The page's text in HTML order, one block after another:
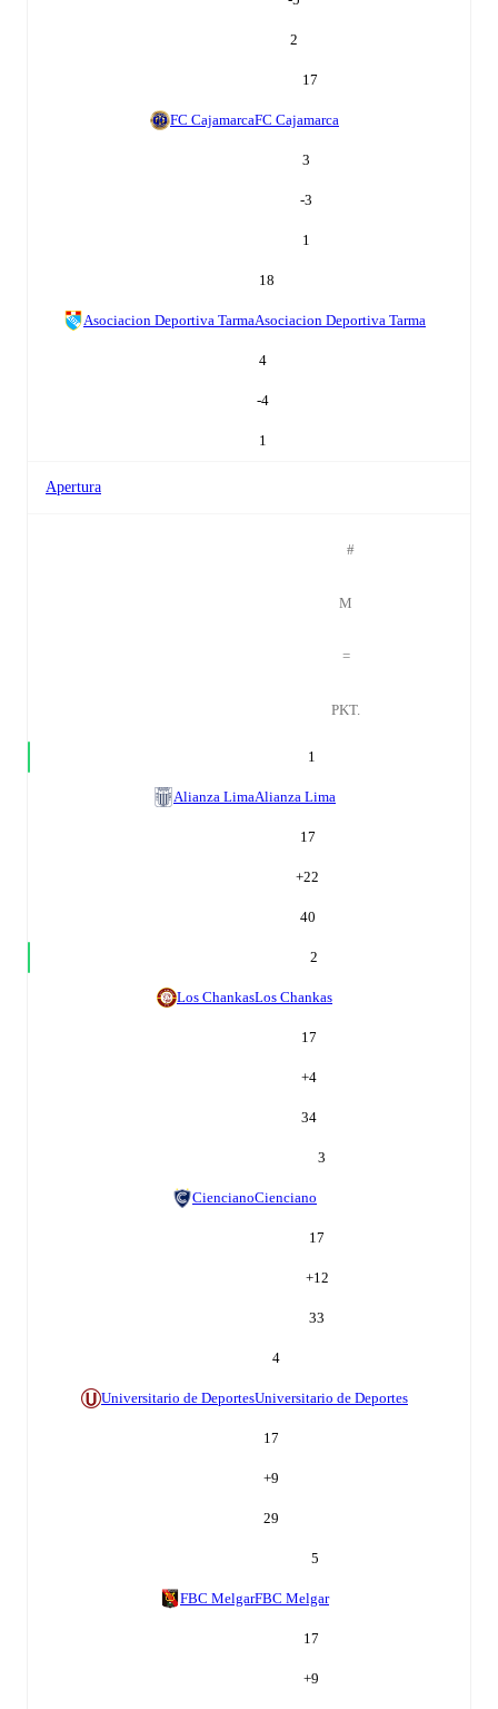
2
17
FC CajamarcaFC Cajamarca
3
-3
1
18
Asociacion Deportiva TarmaAsociacion Deportiva Tarma
4
-4
1
Apertura
#
M
=
PKT.
1
Alianza LimaAlianza Lima
17
+22
40
2
Los ChankasLos Chankas
17
+4
34
3
CiencianoCienciano
17
+12
33
4
Universitario de DeportesUniversitario de Deportes
17
+9
29
5
FBC MelgarFBC Melgar
17
+9